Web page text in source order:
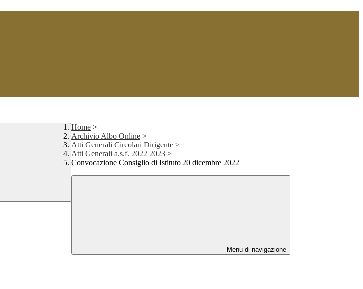
Home >
Archivio Albo Online >
Atti Generali Circolari Dirigente >
Atti Generali a.s.f. 2022 2023 >
Convocazione Consiglio di Istituto 20 dicembre 2022
Menu di navigazione